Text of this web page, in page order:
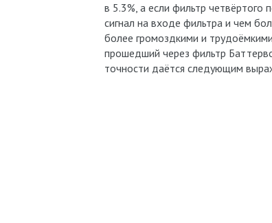
в 5.3%, а если фильтр
сигнал на входе фильтра и чем
более громоздкими и
прошедший через фильтр
точности даётся следующим